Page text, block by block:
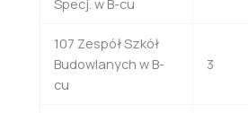
107 Zespół Szkół
Budowlanych w B-
cu
3